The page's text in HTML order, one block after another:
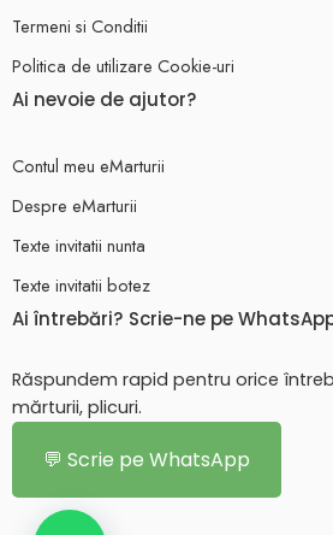
Termeni si Conditii
Politica de utilizare Cookie-uri
Ai nevoie de ajutor?
Contul meu eMarturii
Despre eMarturii
Texte invitatii nunta
Texte invitatii botez
Ai întrebări? Scrie-ne pe
Răspundem rapid pentru orice
mărturii, plicuri.
💬 Scrie pe WhatsApp